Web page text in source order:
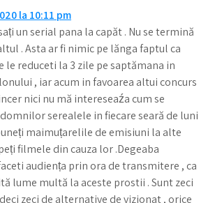
la 10:11 pm
un serial pana la capăt . Nu se termină
. Asta ar fi nimic pe lănga faptul ca
le reduceti la 3 zile pe saptămana in
, iar acum in favoarea altui concurs
nici nu mă intereseaźa cum se
serealele in fiecare seară de luni
maimuțarelile de emisiuni la alte
filmele din cauza lor .Degeaba
audiența prin ora de transmitere , ca
lume multă la aceste prostii . Sunt zeci
zeci de alternative de vizionat , orice